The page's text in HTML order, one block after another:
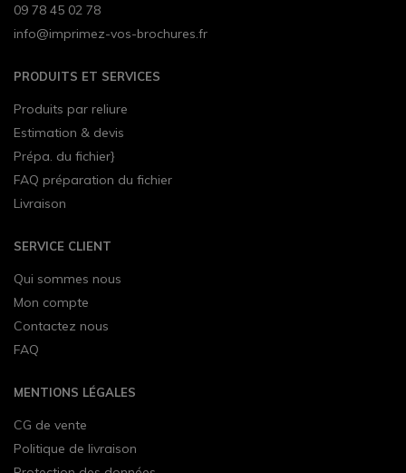
09 78 45 02 78
info@imprimez-vos-brochures.fr
PRODUITS ET SERVICES
Produits par reliure
Estimation & devis
Prépa. du fichier}
FAQ préparation du fichier
Livraison
SERVICE CLIENT
Qui sommes nous
Mon compte
Contactez nous
FAQ
MENTIONS LÉGALES
CG de vente
Politique de livraison